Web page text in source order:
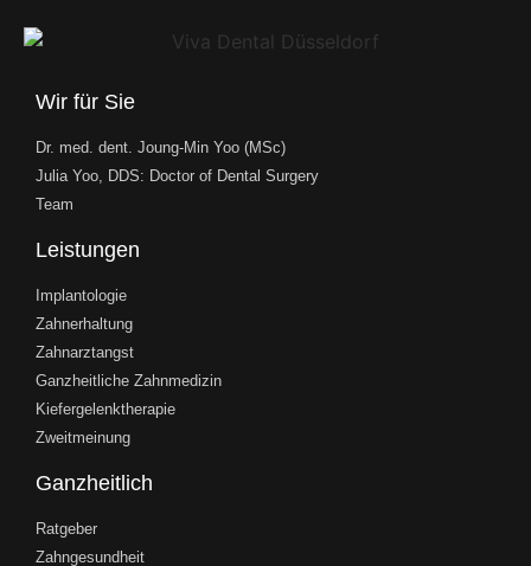
Wir für Sie
Dr. med. dent. Joung-Min Yoo (MSc)
Julia Yoo, DDS: Doctor of Dental Surgery
Team
Leistungen
Implantologie
Zahnerhaltung
Zahnarztangst
Ganzheitliche Zahnmedizin
Kiefergelenktherapie
Zweitmeinung
Ganzheitlich
Ratgeber
Zahngesundheit